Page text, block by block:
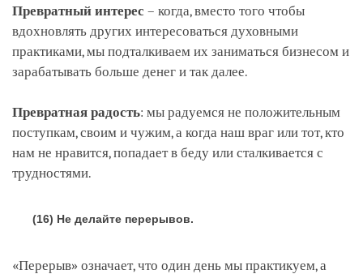
Превратный интерес – когда, вместо того чтобы
вдохновлять других интересоваться духовными
практиками, мы подталкиваем их заниматься бизнесом и
зарабатывать больше денег и так далее.
Превратная радость: мы радуемся не положительным
поступкам, своим и чужим, а когда наш враг или тот, кто
нам не нравится, попадает в беду или сталкивается с
трудностями.
(16) Не делайте перерывов.
«Перерыв» означает, что один день мы практикуем, а